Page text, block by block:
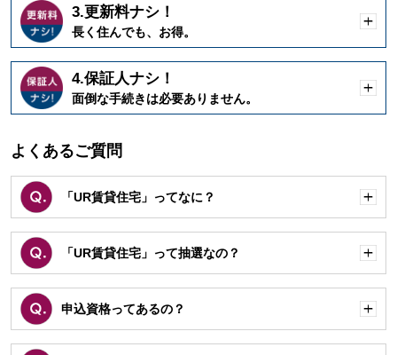
3.更新料ナシ！
長く住んでも、お得。
く
4.保証人ナシ！
面倒な手続きは必要ありません。
く
よくあるご質問
「UR賃貸住宅」ってなに？
く
「UR賃貸住宅」って抽選なの？
く
申込資格ってあるの？
く